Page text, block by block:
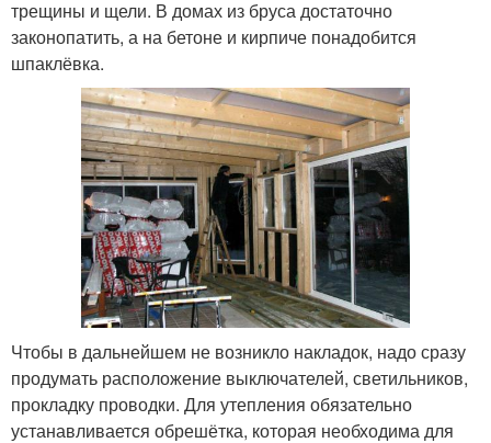
трещины и щели. В домах из бруса достаточно
законопатить, а на бетоне и кирпиче понадобится
шпаклёвка.
Чтобы в дальнейшем не возникло накладок, надо сразу
продумать расположение выключателей, светильников,
прокладку проводки. Для утепления обязательно
устанавливается обрешётка, которая необходима для